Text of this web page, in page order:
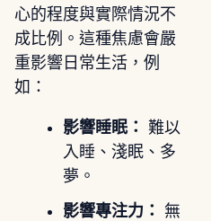
心的程度與實際情況不
成比例。這種焦慮會嚴
重影響日常生活，例
如：
影響睡眠： 難以
入睡、淺眠、多
夢。
影響專注力：
無